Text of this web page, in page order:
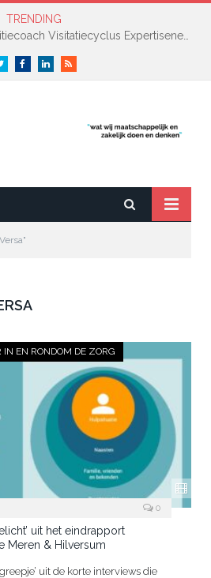
TRENDING
Auditcoördinator | Transitiecoach Visitatiecyclus Expertisenetwerk NAH +
Twitter FacebookLinkedInRSS
EN RONDOM DE ZORG
0
uit het eindrapport
Meren & Hilversum
uit de korte interviews die